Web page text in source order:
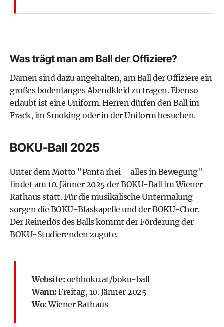
Was trägt man am Ball der Offiziere?
Damen sind dazu angehalten, am Ball der Offiziere ein
großes bodenlanges Abendkleid zu tragen. Ebenso
erlaubt ist eine Uniform. Herren dürfen den Ball im
Frack, im Smoking oder in der Uniform besuchen.
BOKU-Ball 2025
Unter dem Motto "Panta rhei – alles in Bewegung"
findet am 10. Jänner 2025 der BOKU-Ball im Wiener
Rathaus statt. Für die musikalische Untermalung
sorgen die BOKU-Blaskapelle und der BOKU-Chor.
Der Reinerlös des Balls kommt der Förderung der
BOKU-Studierenden zugute.
Website: oehboku.at/boku-ball
Wann: Freitag, 10. Jänner 2025
Wo: Wiener Rathaus